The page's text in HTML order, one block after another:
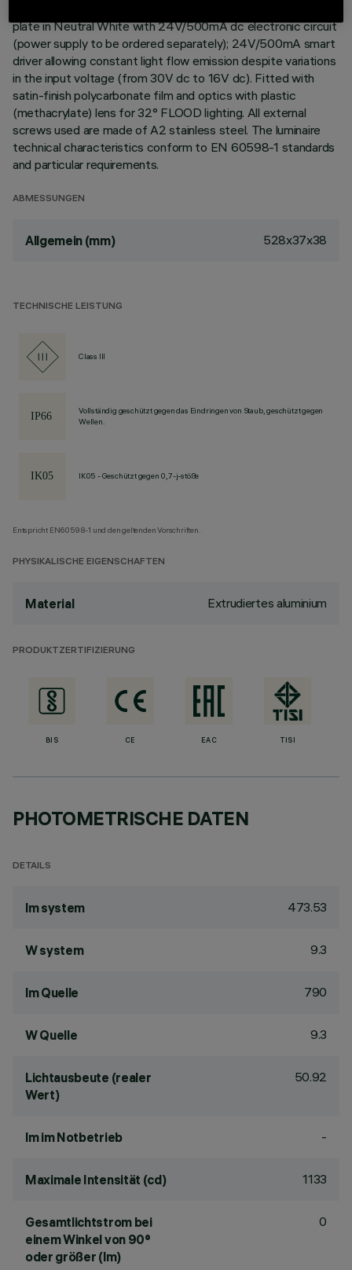
plate in Neutral White with 24V/500mA dc electronic circuit
(power supply to be ordered separately); 24V/500mA smart
driver allowing constant light flow emission despite variations
in the input voltage (from 30V dc to 16V dc). Fitted with
satin-finish polycarbonate film and optics with plastic
(methacrylate) lens for 32° FLOOD lighting. All external
screws used are made of A2 stainless steel. The luminaire
technical characteristics conform to EN 60598-1 standards
and particular requirements.
ABMESSUNGEN
Allgemein (mm) 528x37x38
TECHNISCHE LEISTUNG
Class III
Vollständig geschützt gegen das Eindringen von Staub, geschützt gegen
Wellen.
IK05 - Geschützt gegen 0,7-j-stöße
Entspricht EN60598-1 und den geltenden Vorschriften.
PHYSIKALISCHE EIGENSCHAFTEN
Material Extrudiertes aluminium
PRODUKTZERTIFIZIERUNG
BIS CE EAC TISI
PHOTOMETRISCHE DATEN
DETAILS
lm system 473.53
W system 9.3
lm Quelle 790
W Quelle 9.3
Lichtausbeute (realer
Wert)
50.92
lm im Notbetrieb -
Maximale Intensität (cd) 1133
Gesamtlichtstrom bei
einem Winkel von 90°
oder größer (lm)
0